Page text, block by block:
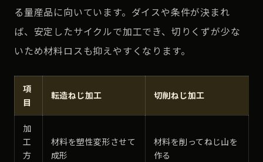
る量産品に向いています。ダイスや条件が決まれ
ば、安定したサイクルで加工でき、切りくずが少な
いため材料ロスも抑えやすくなります。
項
目
転造ねじ加工 切削ねじ加工
加
工
方
材料を塑性変形させて
成形
材料を削ってねじ山を
作る